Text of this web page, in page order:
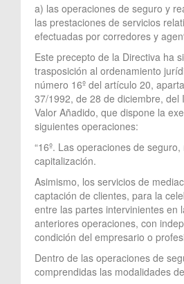
a) las operaciones de seguro y
las prestaciones de servicios
efectuadas por corredores y
Este precepto de la Directiva ha
trasposición al ordenamiento
número 16º del artículo 20,
37/1992, de 28 de diciembre, del
Valor Añadido, que dispone la
siguientes operaciones:
“16º. Las operaciones de
capitalización.
Asimismo, los servicios de
captación de clientes, para la
entre las partes intervinientes en
anteriores operaciones, con
condición del empresario o
Dentro de las operaciones de
comprendidas las modalidades